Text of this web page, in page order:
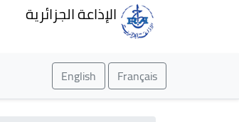
الإذاعة الجزائرية
Français
English